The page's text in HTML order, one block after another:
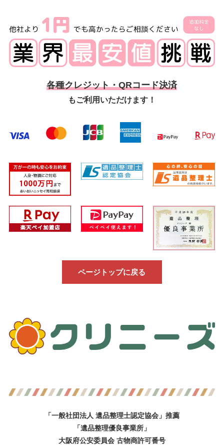
各種クレジット・QRコード決済
もご利用いただけます！
ページトップに戻る
「一般社団法人 遺品整理士認定協会」推薦
「遺品整理優良事業所」
大阪府公安委員会 古物商許可番号